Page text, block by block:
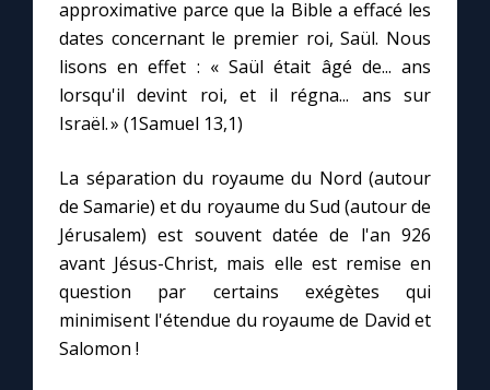
Contact
Faire un don
Marie de Nazareth
approximative parce que la Bible a effacé les
dates concernant le premier roi, Saül. Nous
lisons en effet : « Saül était âgé de... ans
lorsqu'il devint roi, et il régna... ans sur
Israël. » (1Samuel 13,1)
La séparation du royaume du Nord (autour
de Samarie) et du royaume du Sud (autour de
Jérusalem) est souvent datée de l'an 926
avant Jésus-Christ, mais elle est remise en
question par certains exégètes qui
minimisent l'étendue du royaume de David et
Salomon !